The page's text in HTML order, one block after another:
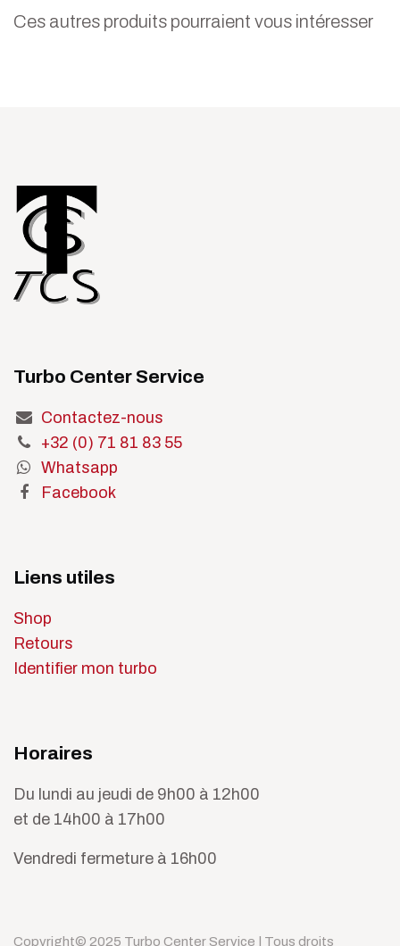
Ces autres produits pourraient vous intéresser
Turbo Center Service
Contactez-nous
+32 (0) 71 81 83 55
Whatsapp
Facebook
Liens utiles
Shop
Retours
Identifier mon turbo
Horaires
Du lundi au jeudi de 9h00 à 12h00
et de 14h00 à 17h00
Vendredi fermeture à 16h00
Copyright© 2025 Turbo Center Service | Tous droits